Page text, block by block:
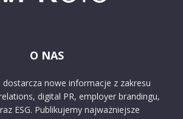
O NAS
dostarcza nowe informacje z zakresu
digital PR, employer brandingu,
ESG. Publikujemy najważniejsze